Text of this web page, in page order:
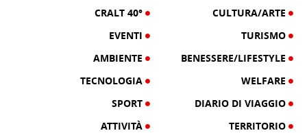
CRALT 40°
CULTURA/ARTE
EVENTI
TURISMO
AMBIENTE
BENESSERE/LIFESTYLE
TECNOLOGIA
WELFARE
SPORT
DIARIO DI VIAGGIO
ATTIVITÀ
TERRITORIO